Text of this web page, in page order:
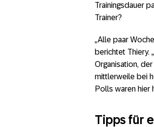
Trainingsdauer
Trainer?
„Alle paar
berichtet Thiery.
Organisation,
mittlerweile bei
Polls waren hier
Tipps für